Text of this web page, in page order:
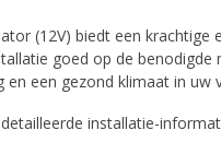
(12V) biedt een
goed op de benodigde
een gezond klimaat in uw
installatie-